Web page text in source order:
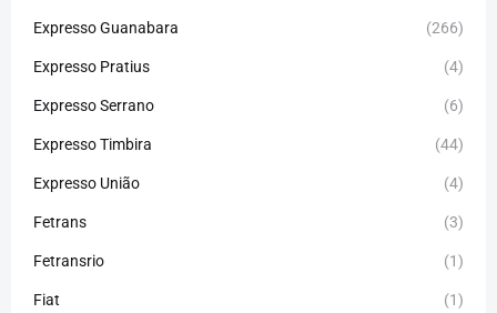
Expresso Guanabara (266)
Expresso Pratius (4)
Expresso Serrano (6)
Expresso Timbira (44)
Expresso União (4)
Fetrans (3)
Fetransrio (1)
Fiat (1)